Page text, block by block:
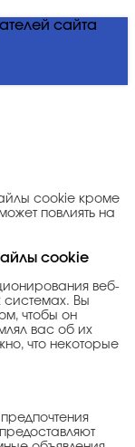
сайта
cookie кроме
повлиять на
cookie
веб-
системах. Вы
чтобы он
вас об их
что некоторые